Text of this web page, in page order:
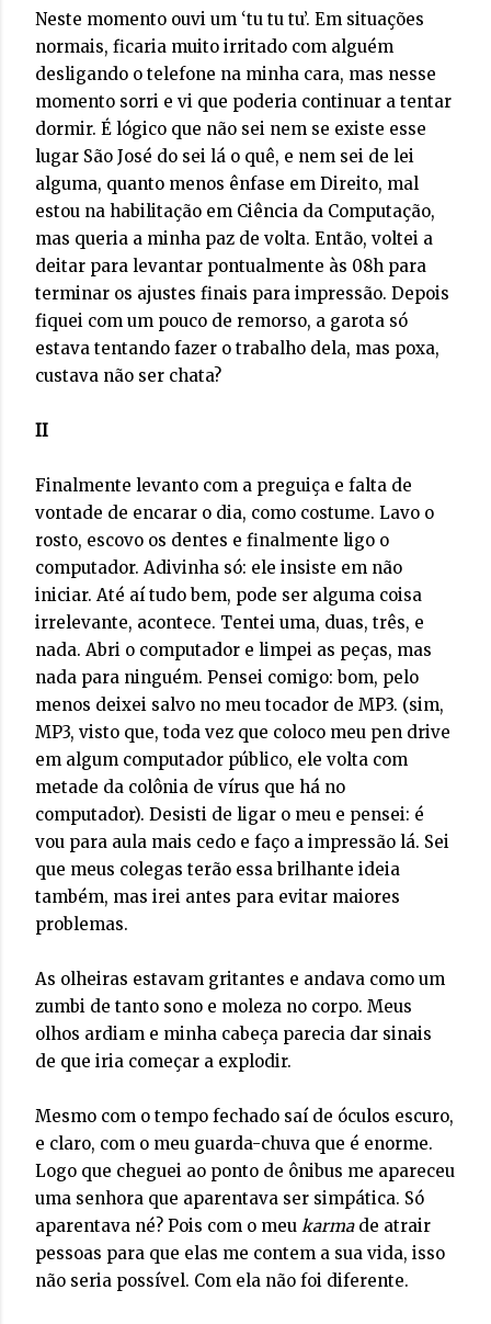
Neste momento ouvi um ‘tu tu tu’. Em situações
normais, ficaria muito irritado com alguém
desligando o telefone na minha cara, mas nesse
momento sorri e vi que poderia continuar a tentar
dormir. É lógico que não sei nem se existe esse
lugar São José do sei lá o quê, e nem sei de lei
alguma, quanto menos ênfase em Direito, mal
estou na habilitação em Ciência da Computação,
mas queria a minha paz de volta. Então, voltei a
deitar para levantar pontualmente às 08h para
terminar os ajustes finais para impressão. Depois
fiquei com um pouco de remorso, a garota só
estava tentando fazer o trabalho dela, mas poxa,
custava não ser chata?
II
Finalmente levanto com a preguiça e falta de
vontade de encarar o dia, como costume. Lavo o
rosto, escovo os dentes e finalmente ligo o
computador. Adivinha só: ele insiste em não
iniciar. Até aí tudo bem, pode ser alguma coisa
irrelevante, acontece. Tentei uma, duas, três, e
nada. Abri o computador e limpei as peças, mas
nada para ninguém. Pensei comigo: bom, pelo
menos deixei salvo no meu tocador de MP3. (sim,
MP3, visto que, toda vez que coloco meu pen drive
em algum computador público, ele volta com
metade da colônia de vírus que há no
computador). Desisti de ligar o meu e pensei: é
vou para aula mais cedo e faço a impressão lá. Sei
que meus colegas terão essa brilhante ideia
também, mas irei antes para evitar maiores
problemas.
As olheiras estavam gritantes e andava como um
zumbi de tanto sono e moleza no corpo. Meus
olhos ardiam e minha cabeça parecia dar sinais
de que iria começar a explodir.
Mesmo com o tempo fechado saí de óculos escuro,
e claro, com o meu guarda-chuva que é enorme.
Logo que cheguei ao ponto de ônibus me apareceu
uma senhora que aparentava ser simpática. Só
aparentava né? Pois com o meu karma de atrair
pessoas para que elas me contem a sua vida, isso
não seria possível. Com ela não foi diferente.